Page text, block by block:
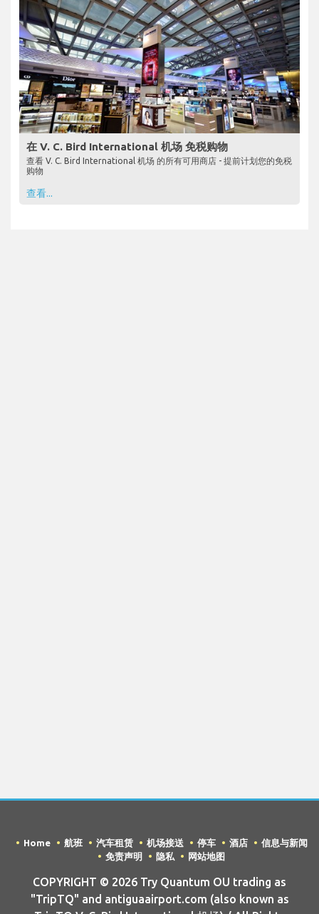
在 V. C. Bird International 机场 免税购物
查看 V. C. Bird International 机场 的所有可用商店 - 提前计划您的免税
购物
查看...
Home 航班 汽车租赁 机场接送 停车 酒店
信息与新闻
免责声明
隐私 网站地图
COPYRIGHT © 2026 Try Quantum OU trading as
"TripTQ" and antiguaairport.com (also known as